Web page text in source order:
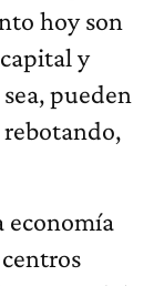
hoy son
y
pueden
rebotando,
economía